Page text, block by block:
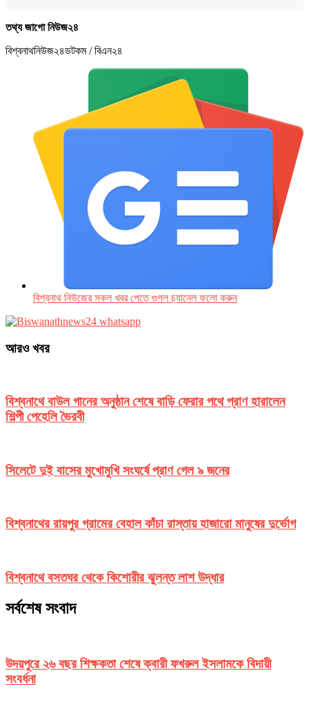
তথ্য জাগো নিউজ২৪
বিশ্বনাথনিউজ২৪ডটকম / বিএন২৪
বিশ্বনাথ নিউজের সকল খবর পেতে গুগল চ‌্যানেল ফলো করুন
আরও খবর
বিশ্বনাথে বাউল গানের অনুষ্ঠান শেষে বাড়ি ফেরার পথে প্রাণ হারালেন
শিল্পী পেহেলি ভৈরবী
সিলেটে দুই বাসের মুখোমুখি সংঘর্ষে প্রাণ গেল ৯ জনের
বিশ্বনাথের রায়পুর গ্রামের বেহাল কাঁচা রাস্তায় হাজারো মানুষের দুর্ভোগ
বিশ্বনাথে বসতঘর থেকে কিশোরীর ঝুলন্ত লাশ উদ্ধার
সর্বশেষ সংবাদ
উদয়পুরে ২৬ বছর শিক্ষকতা শেষে ক্বারী ফখরুল ইসলামকে বিদায়ী
সংবর্ধনা